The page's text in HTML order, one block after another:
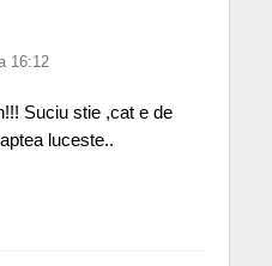
16:12
Suciu stie ,cat e de
luceste..